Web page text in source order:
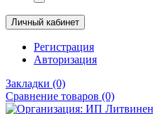
Личный кабинет
Регистрация
Авторизация
Закладки (0)
Сравнение товаров (0)